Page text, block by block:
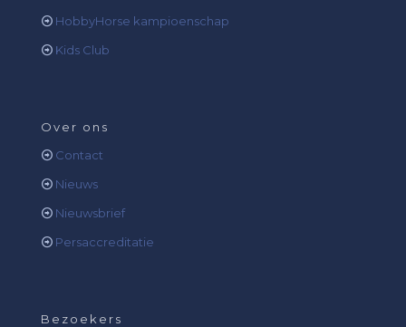
HobbyHorse kampioenschap
Kids Club
Over ons
Contact
Nieuws
Nieuwsbrief
Persaccreditatie
Bezoekers